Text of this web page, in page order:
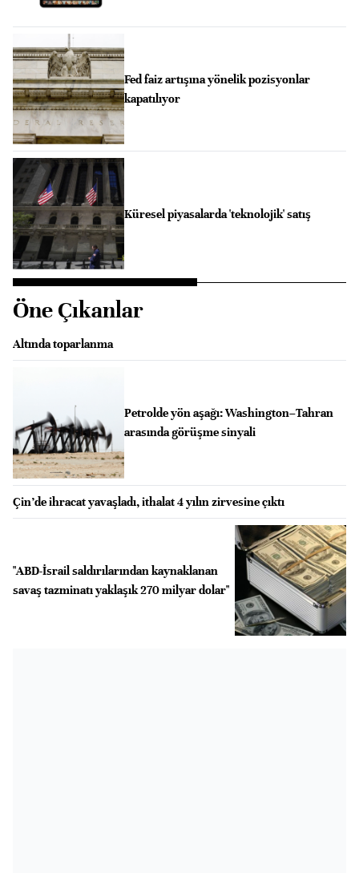
Fed faiz artışına yönelik pozisyonlar
kapatılıyor
Küresel piyasalarda 'teknolojik' satış
Öne Çıkanlar
Altında toparlanma
Petrolde yön aşağı: Washington–Tahran
arasında görüşme sinyali
Çin’de ihracat yavaşladı, ithalat 4 yılın zirvesine çıktı
"ABD-İsrail saldırılarından kaynaklanan
savaş tazminatı yaklaşık 270 milyar dolar"